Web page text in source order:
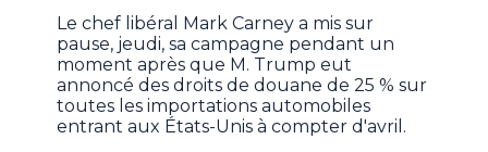
Le chef libéral Mark Carney a mis sur
pause, jeudi, sa campagne pendant un
moment après que M. Trump eut
annoncé des droits de douane de 25 % sur
toutes les importations automobiles
entrant aux États-Unis à compter d'avril.